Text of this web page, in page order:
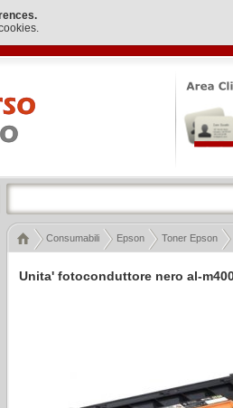
Unita' fotoconduttore nero al-
Consumabili Epson Toner Epson